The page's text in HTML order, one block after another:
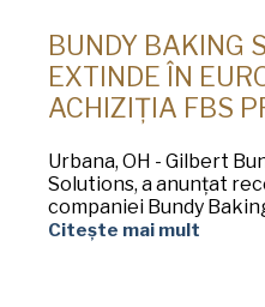
BUNDY BAKING
EXTINDE ÎN
ACHIZIȚIA FBS
Urbana, OH - Gilbert
Solutions, a anunțat
companiei Bundy
Citește mai mult